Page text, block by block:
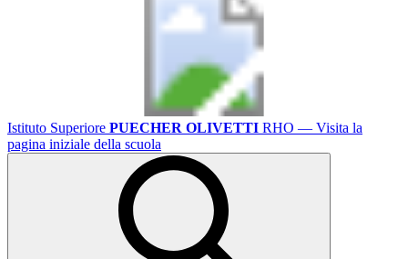
Istituto Superiore PUECHER OLIVETTI RHO — Visita la
pagina iniziale della scuola